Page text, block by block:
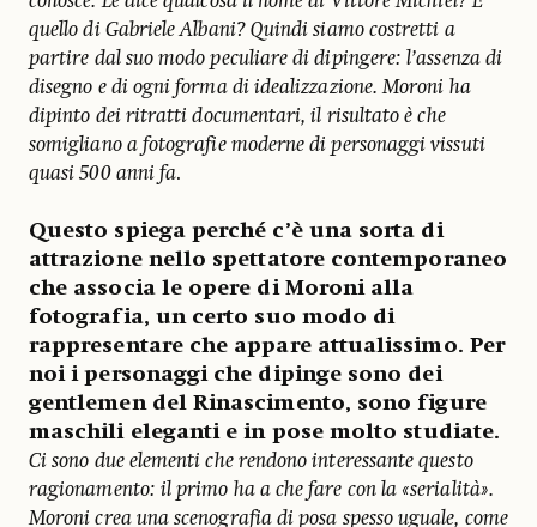
quello di Gabriele Albani? Quindi siamo costretti a
partire dal suo modo peculiare di dipingere: l’assenza di
disegno e di ogni forma di idealizzazione. Moroni ha
dipinto dei ritratti documentari, il risultato è che
somigliano a fotografie moderne di personaggi vissuti
quasi 500 anni fa.
Questo spiega perché c’è una sorta di
attrazione nello spettatore contemporaneo
che associa le opere di Moroni alla
fotografia, un certo suo modo di
rappresentare che appare attualissimo. Per
noi i personaggi che dipinge sono dei
gentlemen del Rinascimento, sono figure
maschili eleganti e in pose molto studiate.
Ci sono due elementi che rendono interessante questo
ragionamento: il primo ha a che fare con la «serialità».
Moroni crea una scenografia di posa spesso uguale, come